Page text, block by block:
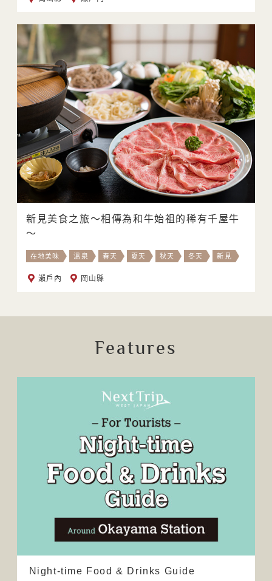
新見美食之旅～相傳為和牛始祖的稀有千屋牛
～
在地美味 溫泉 春天 夏天 秋天 冬天 新見
瀨戶內 岡山縣
Features
Night-time Food & Drinks Guide